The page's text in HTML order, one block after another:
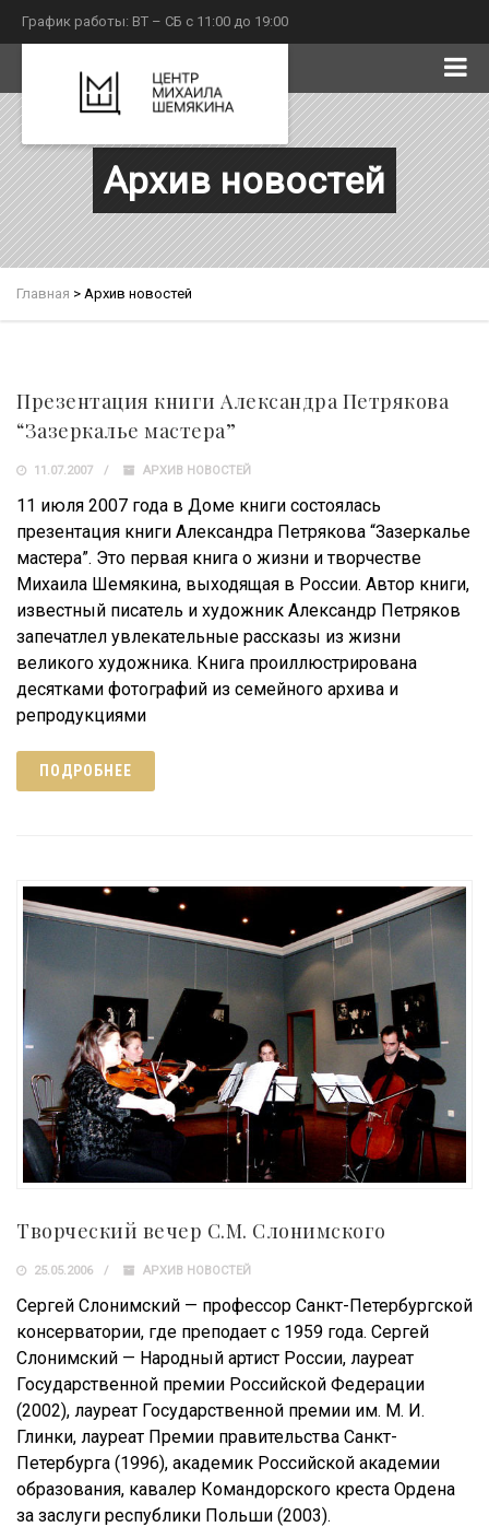
График работы: ВТ – СБ с 11:00 до 19:00
Архив новостей
Главная > Архив новостей
Презентация книги Александра Петрякова
“Зазеркалье мастера”
11.07.2007 АРХИВ НОВОСТЕЙ
11 июля 2007 года в Доме книги состоялась
презентация книги Александра Петрякова “Зазеркалье
мастера”. Это первая книга о жизни и творчестве
Михаила Шемякина, выходящая в России. Автор книги,
известный писатель и художник Александр Петряков
запечатлел увлекательные рассказы из жизни
великого художника. Книга проиллюстрирована
десятками фотографий из семейного архива и
репродукциями
ПОДРОБНЕЕ
Творческий вечер С.М. Слонимского
25.05.2006 АРХИВ НОВОСТЕЙ
Сергей Слонимский — профессор Санкт-Петербургской
консерватории, где преподает с 1959 года. Сергей
Слонимский — Народный артист России, лауреат
Государственной премии Российской Федерации
(2002), лауреат Государственной премии им. М. И.
Глинки, лауреат Премии правительства Санкт-
Петербурга (1996), академик Российской академии
образования, кавалер Командорского креста Ордена
за заслуги республики Польши (2003).